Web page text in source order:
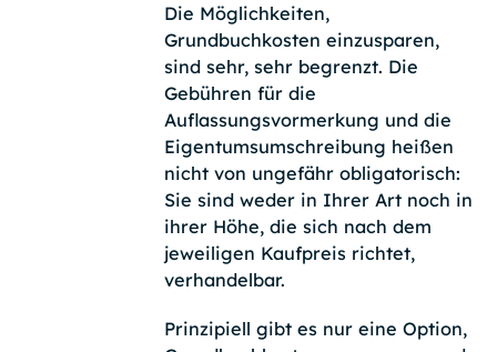
Die Möglichkeiten,
Grundbuchkosten einzusparen,
sind sehr, sehr begrenzt. Die
Gebühren für die
Auflassungsvormerkung und die
Eigentumsumschreibung heißen
nicht von ungefähr obligatorisch:
Sie sind weder in Ihrer Art noch in
ihrer Höhe, die sich nach dem
jeweiligen Kaufpreis richtet,
verhandelbar.
Prinzipiell gibt es nur eine Option,